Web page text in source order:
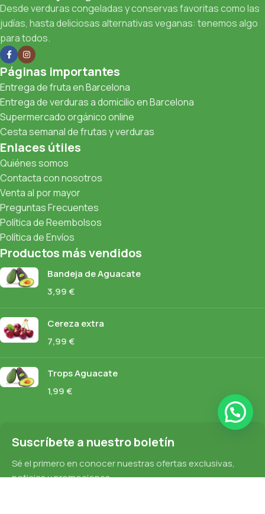
Desde verduras congeladas y conservas favoritas como las
judías, hasta deliciosas alternativas veganas: tenemos algo
para todos.
Páginas importantes
Entrega de fruta en Barcelona
Entrega de verduras a domicilio en Barcelona
Supermercado orgánico online
Cesta semanal de frutas y verduras
Enlaces útiles
Quiénes somos
Contacta con nosotros
Venta al por mayor
Preguntas Frecuentes
Política de Reembolsos
Política de Envíos
Productos más vendidos
Bandeja de Aguacate
3,99€
Cereza extra
7,99€
Trops Aguacate
1,99€
Suscríbete a nuestro boletín
Sé el primero en conocer nuestras ofertas exclusivas,
noticias y promociones.